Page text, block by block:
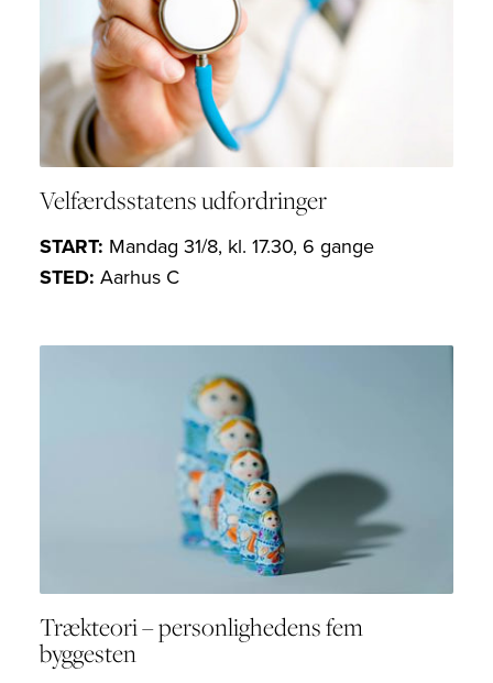
Velfærdsstatens udfordringer
START: Mandag 31/8, kl. 17.30, 6 gange
STED: Aarhus C
Trækteori – personlighedens fem
byggesten